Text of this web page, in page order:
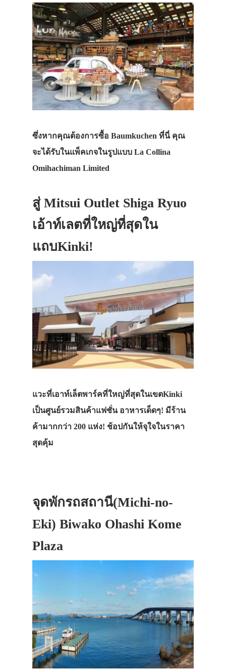
ซึ่งหากคุณต้องการซื้อ Baumkuchen ที่นี่ คุณ
จะได้รับในแพ็คเกจในรูปแบบ La Collina
Omihachiman Limited
สู่ Mitsui Outlet Shiga Ryuo
เอ้าท์เลตที่ใหญ่ที่สุดใน
แถบKinki!
แวะที่เอาท์เล็ตพาร์คที่ใหญ่ที่สุดในเขตKinki
เป็นศูนย์รวมสินค้าแฟชั่น อาหารเด็ดๆ! มีร้าน
ค้ามากกว่า 200 แห่ง! ช้อปกันให้จุใจในราคา
สุดคุ้ม
จุดพักรถสถานี(Michi-no-
Eki) Biwako Ohashi Kome
Plaza